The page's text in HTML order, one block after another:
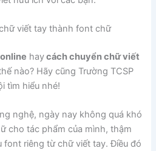
viết tay thành font chữ
haycách chuyển chữ viết
nào? Hãy cũng Trường TCSP
tìm hiểu nhé!
nghệ, ngày nay không quá khó
cho tác phẩm của mình, thậm
font riêng từ chữ viết tay. Điều đó